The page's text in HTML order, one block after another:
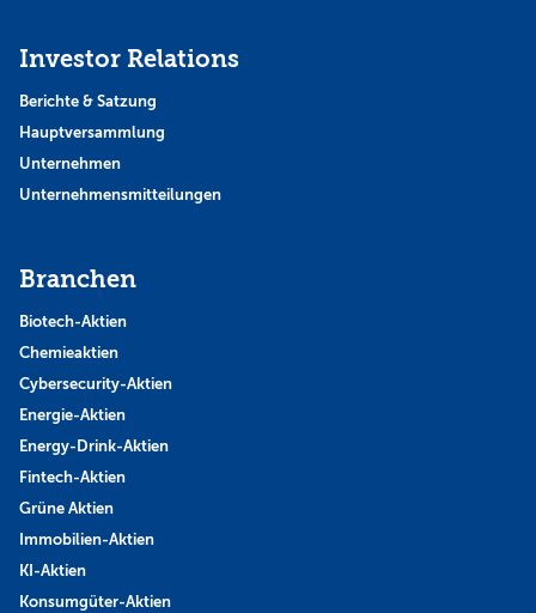
Investor Relations
Berichte & Satzung
Hauptversammlung
Unternehmen
Unternehmensmitteilungen
Branchen
Biotech-Aktien
Chemieaktien
Cybersecurity-Aktien
Energie-Aktien
Energy-Drink-Aktien
Fintech-Aktien
Grüne Aktien
Immobilien-Aktien
KI-Aktien
Konsumgüter-Aktien